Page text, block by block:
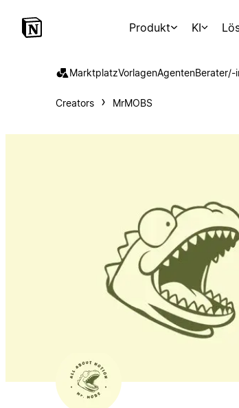
Produkt KI
MarktplatzVorlagenAgentenBerater/-
Creators MrMOBS